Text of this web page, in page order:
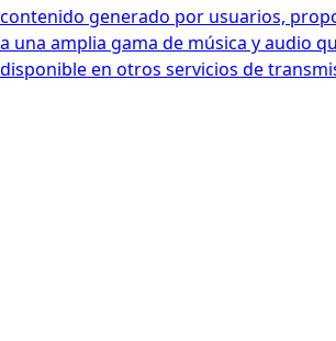
contenido generado por usuarios,
a una amplia gama de música y audio
disponible en otros servicios de